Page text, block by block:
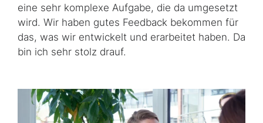
eine sehr komplexe Aufgabe, die da umgesetzt
wird. Wir haben gutes Feedback bekommen für
das, was wir entwickelt und erarbeitet haben. Da
bin ich sehr stolz drauf.